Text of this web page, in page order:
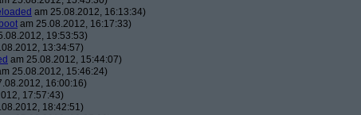
am 25.08.2012, 16:13:34)
am 25.08.2012, 16:17:33)
19:53:53)
13:34:57)
am 25.08.2012, 15:44:07)
25.08.2012, 15:46:24)
16:00:16)
17:57:43)
18:42:51)